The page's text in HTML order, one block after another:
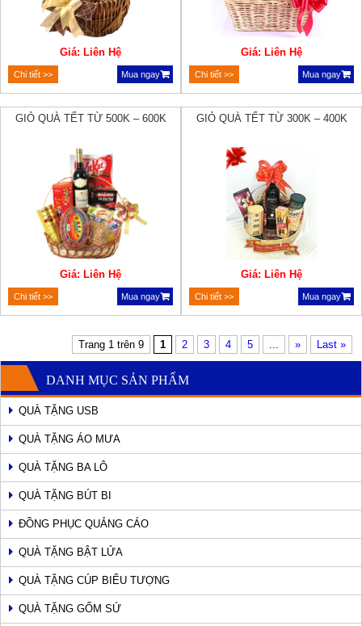
Giá: Liên Hệ
Chi tiết >> Mua ngay
Giá: Liên Hệ
Chi tiết >> Mua ngay
GIỎ QUÀ TẾT TỪ 500K – 600K
Giá: Liên Hệ
Chi tiết >> Mua ngay
GIỎ QUÀ TẾT TỪ 300K – 400K
Giá: Liên Hệ
Chi tiết >> Mua ngay
Trang 1 trên 9 1 2 3 4 5 » Last »
DANH MỤC SẢN PHẨM
QUÀ TẶNG USB
QUÀ TẶNG ÁO MƯA
QUÀ TẶNG BA LÔ
QUÀ TẶNG BÚT BI
ĐỒNG PHỤC QUẢNG CÁO
QUÀ TẶNG BẬT LỬA
QUÀ TẶNG CÚP BIỂU TƯỢNG
QUÀ TẶNG GỐM SỨ